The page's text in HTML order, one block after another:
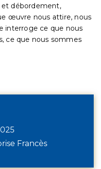
débordement,
œuvre nous attire, nous
interroge ce que nous
ce que nous sommes
Francès